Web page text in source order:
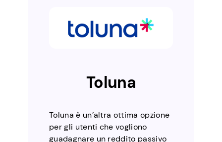
Toluna
Toluna è un’altra ottima opzione
per gli utenti che vogliono
guadagnare un reddito passivo